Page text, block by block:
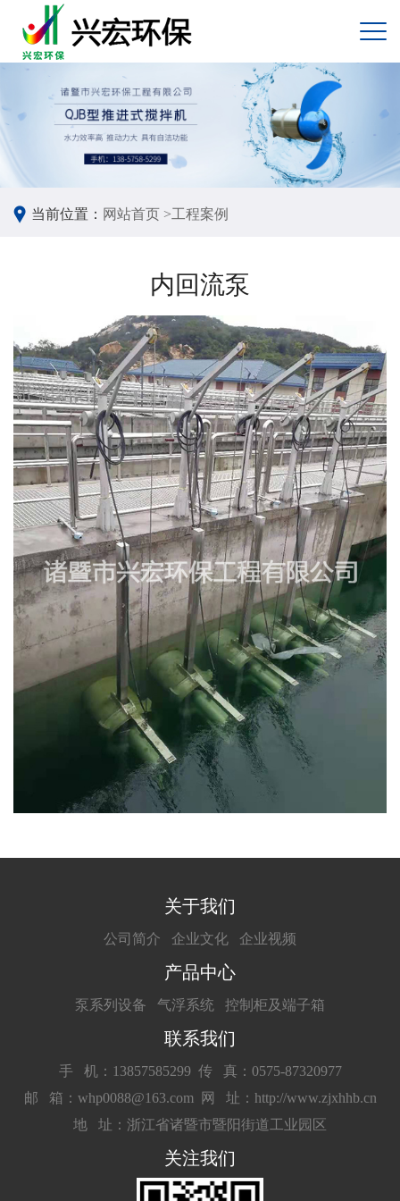
当前位置： 网站首页 >工程案例
内回流泵
关于我们
公司简介 企业文化 企业视频
产品中心
泵系列设备 气浮系统 控制柜及端子箱
联系我们
手 机：13857585299 传 真：0575-87320977
邮 箱：whp0088@163.com
网 址：http://www.zjxhhb.cn
地 址：浙江省诸暨市暨阳街道工业园区
关注我们